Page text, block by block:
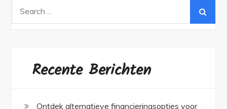
Recente Berichten
Ontdek alternatieve financieringsopties voor